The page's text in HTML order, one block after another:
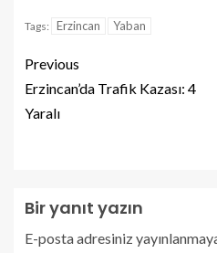
Tags: Erzincan Yaban
Previous
Erzincan’da Trafik Kazası: 4
Yaralı
Bir yanıt yazın
E-posta adresiniz